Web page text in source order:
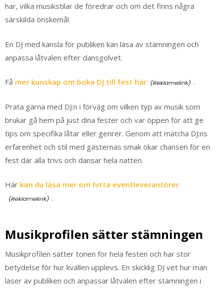
har, vilka musikstilar de föredrar och om det finns några
särskilda önskemål.
En DJ med känsla för publiken kan läsa av stämningen och
anpassa låtvalen efter dansgolvet.
Få mer kunskap om boka DJ till fest här .
Prata gärna med DJ:n i förväg om vilken typ av musik som
brukar gå hem på just dina fester och var öppen för att ge
tips om specifika låtar eller genrer. Genom att matcha DJ:ns
erfarenhet och stil med gästernas smak ökar chansen för en
fest där alla trivs och dansar hela natten.
Här kan du läsa mer om hitta eventleverantörer
.
Musikprofilen sätter stämningen
Musikprofilen sätter tonen för hela festen och har stor
betydelse för hur kvällen upplevs. En skicklig DJ vet hur man
läser av publiken och anpassar låtvalen efter stämningen i